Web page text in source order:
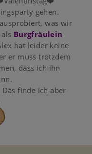
gehen.
was wir
Burgfräulein
hat leider keine
er muss trotzdem
dass ich ihn
finde ich aber